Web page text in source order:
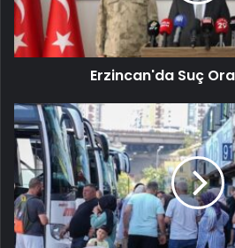
Erzincan'da Suç